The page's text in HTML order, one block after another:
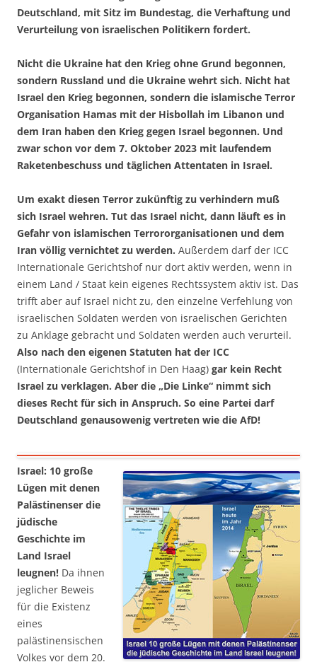
Deutschland, mit Sitz im Bundestag, die Verhaftung und
Verurteilung von israelischen Politikern fordert.
Nicht die Ukraine hat den Krieg ohne Grund begonnen,
sondern Russland und die Ukraine wehrt sich. Nicht hat
Israel den Krieg begonnen, sondern die islamische Terror
Organisation Hamas mit der Hisbollah im Libanon und
dem Iran haben den Krieg gegen Israel begonnen. Und
zwar schon vor dem 7. Oktober 2023 mit laufendem
Raketenbeschuss und täglichen Attentaten in Israel.
Um exakt diesen Terror zukünftig zu verhindern muß
sich Israel wehren. Tut das Israel nicht, dann läuft es in
Gefahr von islamischen Terrororganisationen und dem
Iran völlig vernichtet zu werden. Außerdem darf der ICC
Internationale Gerichtshof nur dort aktiv werden, wenn in
einem Land / Staat kein eigenes Rechtssystem aktiv ist. Das
trifft aber auf Israel nicht zu, den einzelne Verfehlung von
israelischen Soldaten werden von israelischen Gerichten
zu Anklage gebracht und Soldaten werden auch verurteil.
Also nach den eigenen Statuten hat der ICC
(Internationale Gerichtshof in Den Haag) gar kein Recht
Israel zu verklagen. Aber die „Die Linke“ nimmt sich
dieses Recht für sich in Anspruch. So eine Partei darf
Deutschland genausowenig vertreten wie die AfD!
Israel: 10 große
Lügen mit denen
Palästinenser die
jüdische
Geschichte im
Land Israel
leugnen! Da ihnen
jeglicher Beweis
für die Existenz
eines
palästinensischen
Volkes vor dem 20.